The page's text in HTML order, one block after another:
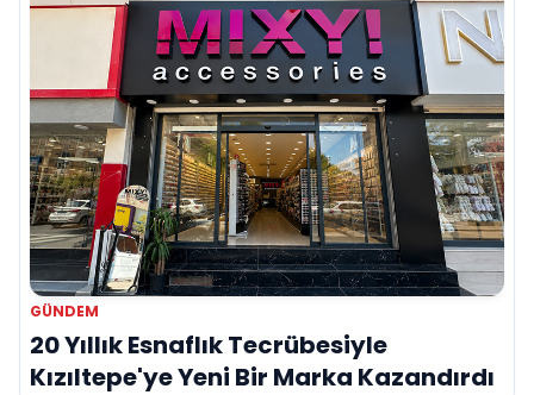
GÜNDEM
20 Yıllık Esnaflık Tecrübesiyle
Kızıltepe'ye Yeni Bir Marka Kazandırdı